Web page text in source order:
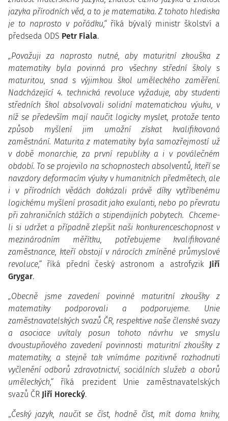
jazyka přírodních věd, a to je matematika. Z tohoto hlediska
je to naprosto v pořádku,“říká bývalý ministr školství a
předseda ODS Petr Fiala.
„Považuji za naprosto nutné, aby maturitní zkouška z
matematiky byla povinná pro všechny střední školy s
maturitou, snad s výjimkou škol uměleckého zaměření.
Nadcházející 4. technická revoluce vyžaduje, aby studenti
středních škol absolvovali solidní matematickou výuku, v
níž se především mají naučit logicky myslet, protože tento
způsob myšlení jim umožní získat kvalifikovaná
zaměstnání. Maturita z matematiky byla samozřejmostí už
v době monarchie, za první republiky a i v poválečném
období. To se projevilo na schopnostech absolventů, kteří se
navzdory deformacím výuky v humanitních předmětech, ale
i v přírodních vědách dokázali právě díky vytříbenému
logickému myšlení prosadit jako exulanti, nebo po převratu
při zahraničních stážích a stipendijních pobytech. Chceme-
li si udržet a případně zlepšit naši konkurenceschopnost v
mezinárodním měřítku, potřebujeme kvalifikované
zaměstnance, kteří obstojí v nárocích zmíněné průmyslové
revoluce,“ říká přední český astronom a astrofyzik Jiří
Grygar.
„Obecně jsme zavedení povinné maturitní zkoušky z
matematiky podporovali a podporujeme. Unie
zaměstnavatelských svazů ČR, respektive naše členské svazy
a asociace uvítaly posun tohoto návrhu ve smyslu
dvoustupňového zavedení povinnosti maturitní zkoušky z
matematiky, a stejně tak vnímáme pozitivně rozhodnutí
vyčlenění odborů zdravotnictví, sociálních služeb a oborů
uměleckých,“ říká prezident Unie zaměstnavatelských
svazů ČR Jiří Horecký.
„Český jazyk, naučit se číst, hodně číst, mít doma knihy,